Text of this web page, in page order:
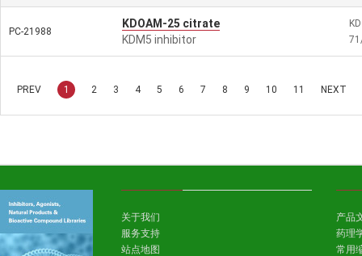
PC-21988
KDOAM-25 citrate
KDM5 inhibitor
PREV 1 2 3 4 5 6 7 8 9 10 11 NEXT
关于我们
服务支持
站点地图
产品
药理
常用